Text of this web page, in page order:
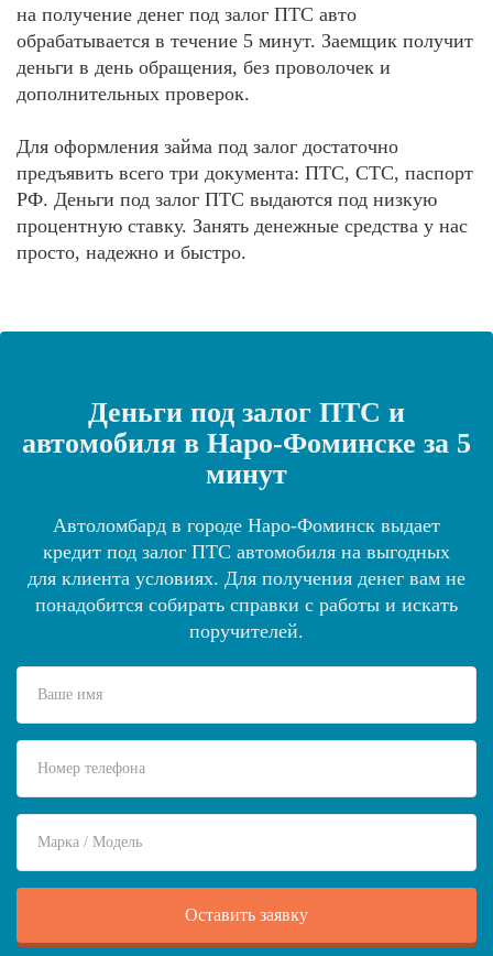
на получение денег под залог ПТС авто
обрабатывается в течение 5 минут. Заемщик получит
деньги в день обращения, без проволочек и
дополнительных проверок.
Для оформления займа под залог достаточно
предъявить всего три документа: ПТС, СТС, паспорт
РФ. Деньги под залог ПТС выдаются под низкую
процентную ставку. Занять денежные средства у нас
просто, надежно и быстро.
Деньги под залог ПТС и
автомобиля в Наро-Фоминске за 5
минут
Автоломбард в городе Наро-Фоминск выдает
кредит под залог ПТС автомобиля на выгодных
для клиента условиях. Для получения денег вам не
понадобится собирать справки с работы и искать
поручителей.